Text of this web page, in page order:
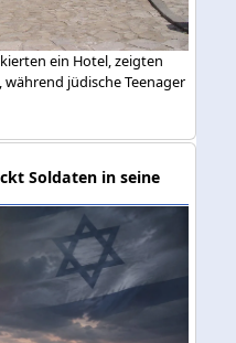
ein Hotel, zeigten
während jüdische Teenager
Soldaten in seine